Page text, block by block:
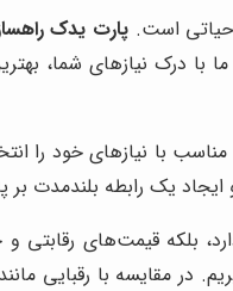
حیاتی است. پارت یدک
درک نیازهای شما،
با نیازهای خود را
یک رابطه بلندمدت بر
بلکه قیمت‌های
رقبایی مانند [نام رقیب فرضی